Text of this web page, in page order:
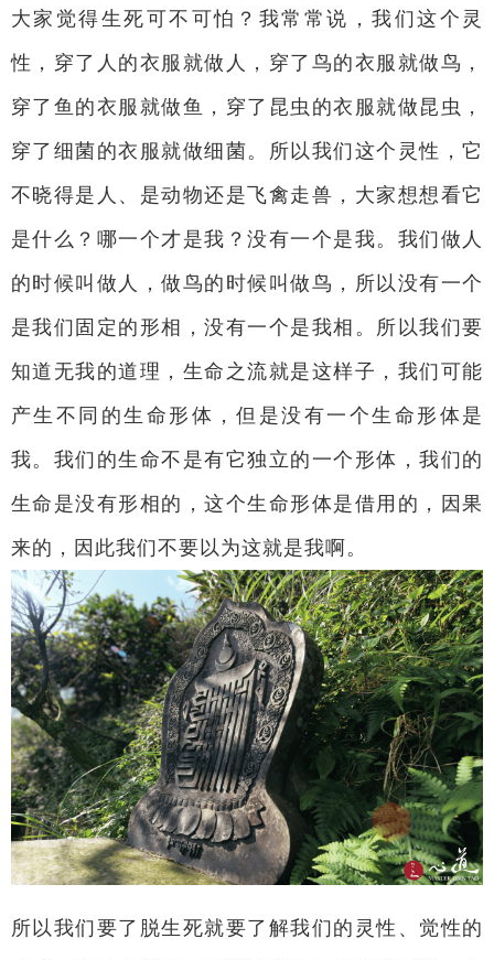
大家觉得生死可不可怕？我常常说，我们这个灵
性，穿了人的衣服就做人，穿了鸟的衣服就做鸟，
穿了鱼的衣服就做鱼，穿了昆虫的衣服就做昆虫，
穿了细菌的衣服就做细菌。所以我们这个灵性，它
不晓得是人、是动物还是飞禽走兽，大家想想看它
是什么？哪一个才是我？没有一个是我。我们做人
的时候叫做人，做鸟的时候叫做鸟，所以没有一个
是我们固定的形相，没有一个是我相。所以我们要
知道无我的道理，生命之流就是这样子，我们可能
产生不同的生命形体，但是没有一个生命形体是
我。我们的生命不是有它独立的一个形体，我们的
生命是没有形相的，这个生命形体是借用的，因果
来的，因此我们不要以为这就是我啊。
所以我们要了脱生死就要了解我们的灵性、觉性的